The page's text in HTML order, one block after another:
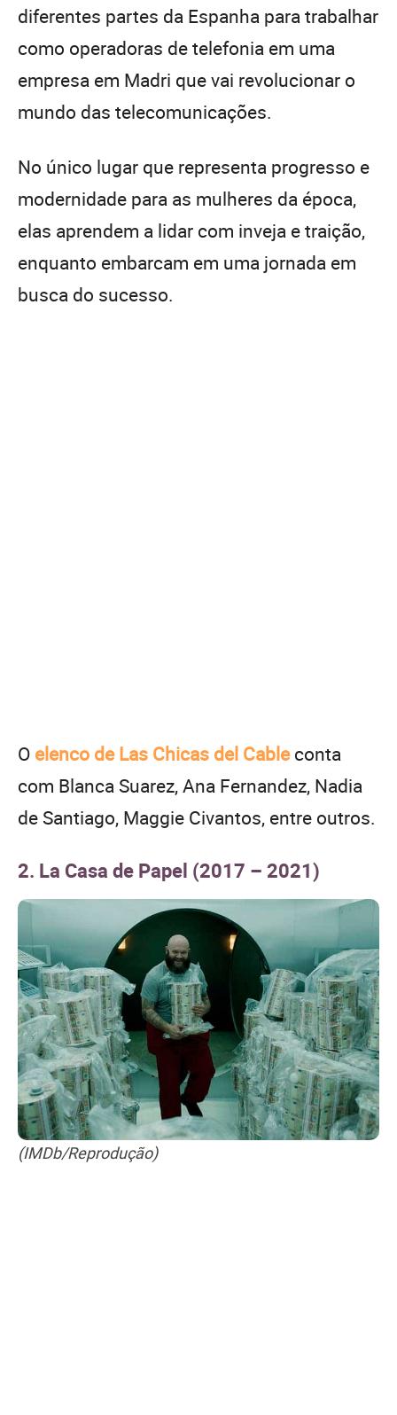
diferentes partes da Espanha para trabalhar
como operadoras de telefonia em uma
empresa em Madri que vai revolucionar o
mundo das telecomunicações.
No único lugar que representa progresso e
modernidade para as mulheres da época,
elas aprendem a lidar com inveja e traição,
enquanto embarcam em uma jornada em
busca do sucesso.
O elenco de Las Chicas del Cableconta
com Blanca Suarez, Ana Fernandez, Nadia
de Santiago, Maggie Civantos, entre outros.
2. La Casa de Papel (2017 – 2021)
(IMDb/Reprodução)